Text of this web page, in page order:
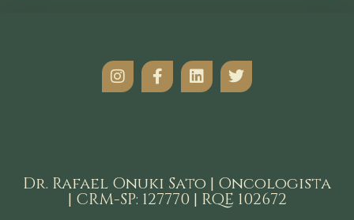
Dr. Rafael Onuki Sato | Oncologista
| CRM-SP: 127770 | RQE 102672